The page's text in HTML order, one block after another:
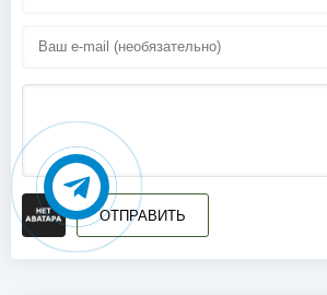
01-15 - Уинстон Черчилль - Глава 01.
01-17 - Уинстон Черчилль - Глава 01.
01-18 - Уинстон Черчилль - Глава 01.
01-19 - Уинстон Черчилль - Глава 01.
ОТПРАВИТЬ